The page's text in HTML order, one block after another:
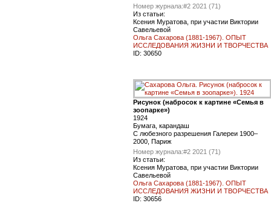
Номер журнала:#2 2021 (71)
Из статьи:
Ксения Муратова, при участии Виктории
Савельевой
Ольга Сахарова (1881-1967). ОПЫТ
ИССЛЕДОВАНИЯ ЖИЗНИ И ТВОРЧЕСТВА
ID: 30650
Рисунок (набросок к картине «Семья в
зоопарке»)
1924
Бумага, карандаш
С любезного разрешения Галереи 1900–
2000, Париж
Номер журнала:#2 2021 (71)
Из статьи:
Ксения Муратова, при участии Виктории
Савельевой
Ольга Сахарова (1881-1967). ОПЫТ
ИССЛЕДОВАНИЯ ЖИЗНИ И ТВОРЧЕСТВА
ID: 30656